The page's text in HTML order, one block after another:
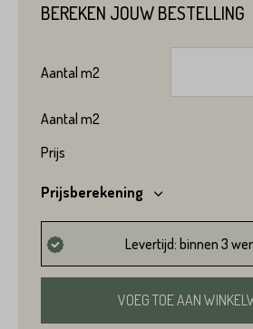
BEREKEN JOUW BESTELLING
Aantal m2
Aantal m2
Prijs
Prijsberekening
Levertijd: binnen 3
VOEG TOE AAN